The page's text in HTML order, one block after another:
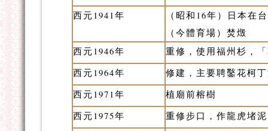
西元1941年
（昭和16年）日本在
（今體育場）焚燬
西元1946年
重修，使用福州杉，
西元1964年
修建，主要聘鑿花柯
西元1971年
植廟前榕樹
西元1975年
重修步口，作龍虎堵